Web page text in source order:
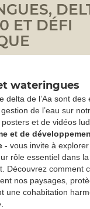
ET DÉFI
wateringues
delta de l’Aa sont des
de l’eau sur
et de vidéos
et de
- vous invite à
rôle essentiel dans
Découvrez comment
nos paysages,
une cohabitation